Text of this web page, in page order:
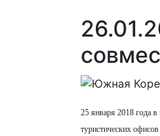
25 января 2018 года
туристических